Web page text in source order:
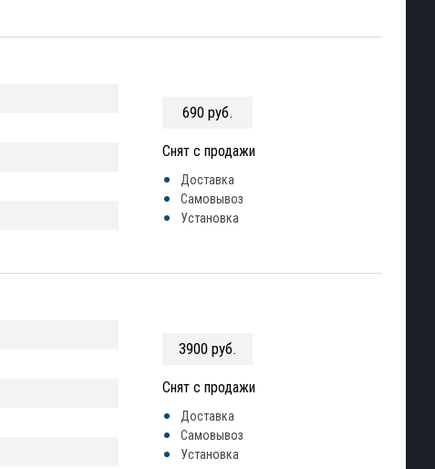
690 руб.
Снят с продажи
Доставка
Самовывоз
Установка
3900 руб.
Снят с продажи
Доставка
Самовывоз
Установка